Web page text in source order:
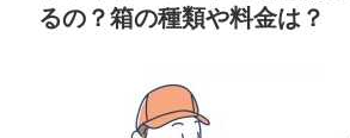
るの？箱の種類や料金は？